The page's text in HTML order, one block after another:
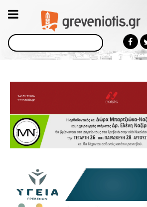
Αναζήτηση